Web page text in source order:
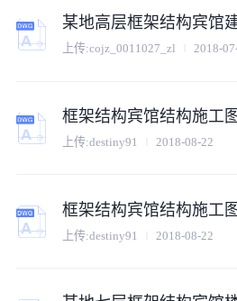
某地高层框架结构宾馆
上传:cojz_0011027_zl 2018-
框架结构宾馆结构施工
上传:destiny91 2018-08-22
框架结构宾馆结构施工
上传:destiny91 2018-08-22